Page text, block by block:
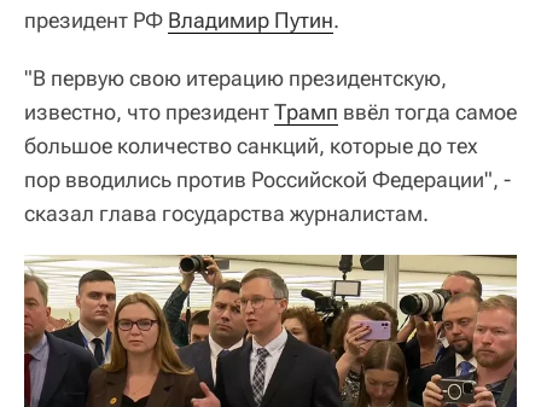
президент РФ Владимир Путин.
"В первую свою итерацию президентскую,
известно, что президентТрамп ввёл тогда самое
большое количество санкций, которые до тех
пор вводились против Российской Федерации", -
сказал глава государства журналистам.